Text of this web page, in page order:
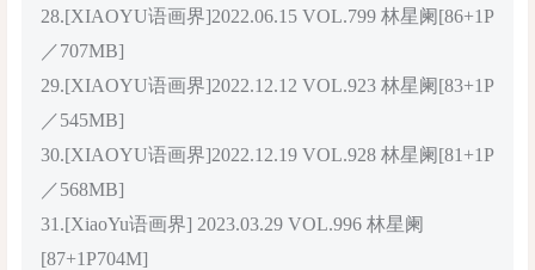
28.[XIAOYU语画界]2022.06.15 VOL.799 林星阑[86+1P
／707MB]
29.[XIAOYU语画界]2022.12.12 VOL.923 林星阑[83+1P
／545MB]
30.[XIAOYU语画界]2022.12.19 VOL.928 林星阑[81+1P
／568MB]
31.[XiaoYu语画界] 2023.03.29 VOL.996 林星阑
[87+1P704M]